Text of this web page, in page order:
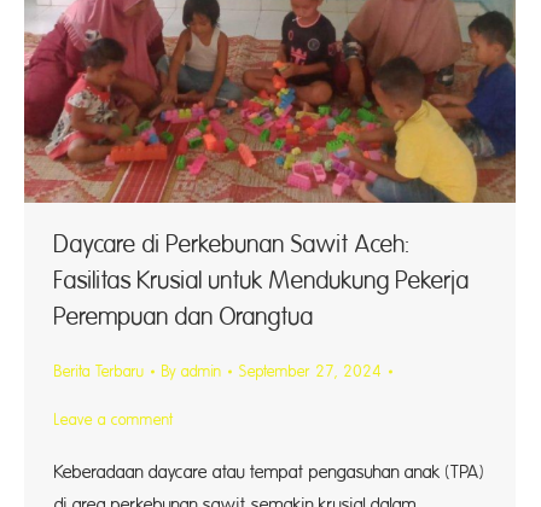
Daycare di Perkebunan Sawit Aceh:
Fasilitas Krusial untuk Mendukung Pekerja
Perempuan dan Orangtua
Berita Terbaru By admin September 27, 2024
Leave a comment
Keberadaan daycare atau tempat pengasuhan anak (TPA)